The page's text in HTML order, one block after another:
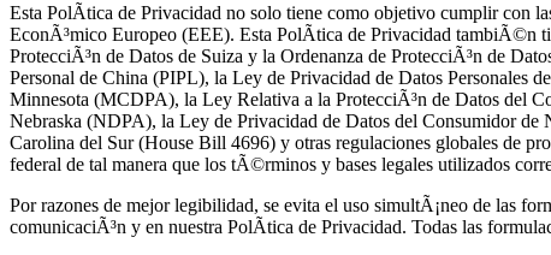
Esta PolÃ­tica de Privacidad no solo tiene como objetivo cumplir con
EconÃ³mico Europeo (EEE). Esta PolÃ­tica de Privacidad tambiÃ©n
ProtecciÃ³n de Datos de Suiza y la Ordenanza de ProtecciÃ³n de
Personal de China (PIPL), la Ley de Privacidad de Datos Personales
Minnesota (MCDPA), la Ley Relativa a la ProtecciÃ³n de Datos del
Nebraska (NDPA), la Ley de Privacidad de Datos del Consumidor
Carolina del Sur (House Bill 4696) y otras regulaciones globales de
federal de tal manera que los tÃ©rminos y bases legales utilizados
Por razones de mejor legibilidad, se evita el uso simultÃ¡neo de las
comunicaciÃ³n y en nuestra PolÃ­tica de Privacidad. Todas las